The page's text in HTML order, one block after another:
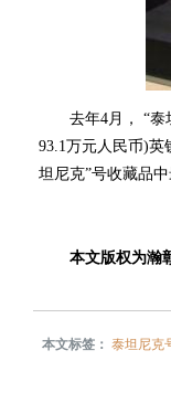
去年4月， “泰坦
93.1万元人民币)
坦尼克”号收藏品
本文版权为瀚彰
本文标签：泰坦尼克